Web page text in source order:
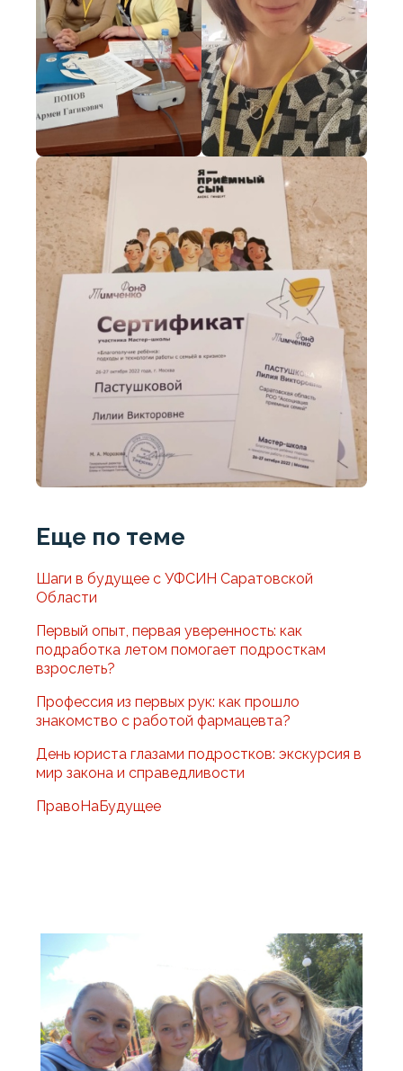
Еще по теме
Шаги в будущее с УФСИН Саратовской
Области
Первый опыт, первая уверенность: как
подработка летом помогает подросткам
взрослеть?
Профессия из первых рук: как прошло
знакомство с работой фармацевта?
День юриста глазами подростков: экскурсия в
мир закона и справедливости
ПравоНаБудущее